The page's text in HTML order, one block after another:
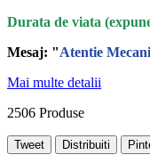
Durata de viata (
Mesaj: "Atentie
Mai multe detalii
2506 Produse
Tweet Distribuiti